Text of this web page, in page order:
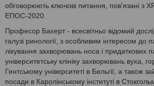
обговорюють ключові питання, пов'язані з
ЕПОС-2020.
Професор Бахерт - всесвітньо відомий
галузі ринології, з особливим інтересом до
лікування захворювань носа і придаткових
університетську клініку захворювань вуха,
Гентському університеті в Бельгії, а також
посади в Каролінському інституті в